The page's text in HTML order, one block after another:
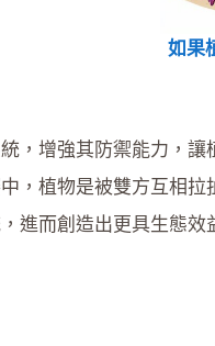
如果
，增強其防禦能力，
，植物是被雙方互相
進而創造出更具生態效